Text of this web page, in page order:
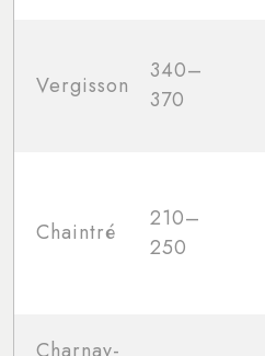
Vergisson
340–
370
Chaintré
210–
250